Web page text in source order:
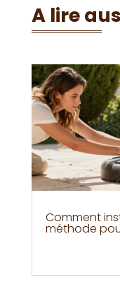
A lire
Comment
méthode